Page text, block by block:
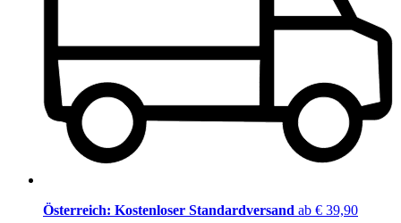
Österreich: Kostenloser Standardversand ab € 39,90